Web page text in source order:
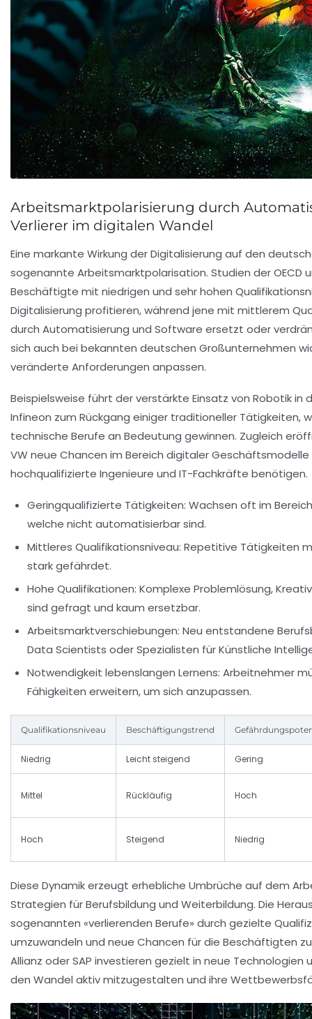
Arbeitsmarktpolarisierung durch
Verlierer im digitalen Wandel
Eine markante Wirkung der Digitalisierung auf den
sogenannte Arbeitsmarktpolarisation. Studien der OECD
Beschäftigte mit niedrigen und sehr hohen
Digitalisierung profitieren, während jene mit mittlerem
durch Automatisierung und Software ersetzt oder
sich auch bei bekannten deutschen Großunternehmen
veränderte Anforderungen anpassen.
Beispielsweise führt der verstärkte Einsatz von Robotik in
Infineon zum Rückgang einiger traditioneller Tätigkeiten,
technische Berufe an Bedeutung gewinnen. Zugleich
VW neue Chancen im Bereich digitaler
hochqualifizierte Ingenieure und IT-Fachkräfte benötigen.
Geringqualifizierte Tätigkeiten: Wachsen oft im
welche nicht automatisierbar sind.
Mittleres Qualifikationsniveau: Repetitive Tätigkeiten
stark gefährdet.
Hohe Qualifikationen: Komplexe Problemlösung,
sind gefragt und kaum ersetzbar.
Arbeitsmarktverschiebungen: Neu entstandene
Data Scientists oder Spezialisten für Künstliche
Notwendigkeit lebenslangen Lernens: Arbeitnehmer
Fähigkeiten erweitern, um sich anzupassen.
Qualifikationsniveau Beschäftigungstrend
Niedrig Leicht steigend Gering
Mittel Rückläufig Hoch
Hoch Steigend Niedrig
Diese Dynamik erzeugt erhebliche Umbrüche auf dem
Strategien für Berufsbildung und Weiterbildung. Die
sogenannten «verlierenden Berufe» durch gezielte
umzuwandeln und neue Chancen für die Beschäftigten
Allianz oder SAP investieren gezielt in neue
den Wandel aktiv mitzugestalten und ihre